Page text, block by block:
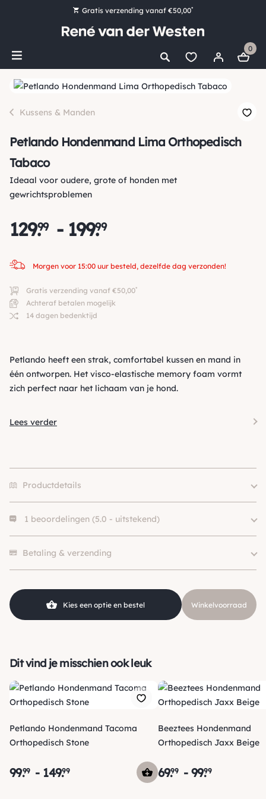
Gratis verzending vanaf €50,00*
Bestel nu, betaal later met Klarna
Ruim 16.000 artikelen op voorraad
0
Kussens & Manden
Petlando Hondenmand Lima Orthopedisch
Tabaco
Ideaal voor oudere, grote of honden met
gewrichtsproblemen
129.
99 - 199.
99
Morgen voor 15:00 uur besteld, dezelfde dag verzonden!
Gratis verzending vanaf €50,00*
Achteraf betalen mogelijk
14 dagen bedenktijd
Petlando heeft een strak, comfortabel kussen en mand in
één ontworpen. Het visco-elastische memory foam vormt
zich perfect naar het lichaam van je hond.
Lees verder
Productdetails
Size
M, L, XL
Soort
Hondenmand, Orthopedisch
Hondgrootte
Merk
Petlando
1 beoordelingen (5.0 - uitstekend)
Betaling & verzending
Kies een optie en bestel Winkelvoorraad
Dit vind je misschien ook leuk
Petlando Hondenmand Tacoma
Orthopedisch Stone
99.99 - 149.99
Beeztees Hondenmand
Orthopedisch Jaxx Beige
69.99 - 99.99